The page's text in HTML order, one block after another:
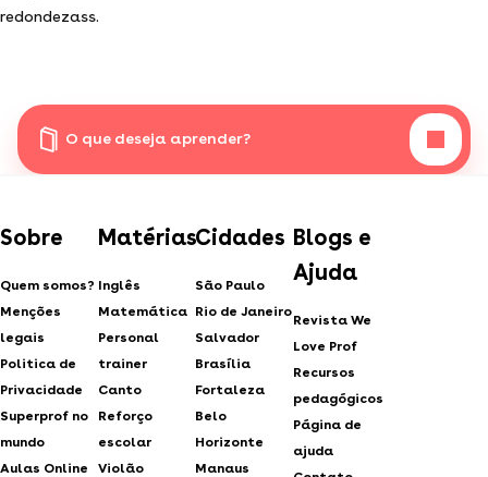
redondezass.
O que deseja aprender?
Sobre
Quem somos?
Menções
legais
Politica de
Privacidade
Superprof no
mundo
Aulas Online
Matérias
Inglês
Matemática
Personal
trainer
Canto
Reforço
escolar
Violão
Cidades
São Paulo
Rio de Janeiro
Salvador
Brasília
Fortaleza
Belo
Horizonte
Manaus
Blogs e
Ajuda
Revista We
Love Prof
Recursos
pedagógicos
Página de
ajuda